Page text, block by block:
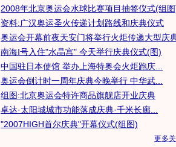
2008年北京奥运会水球比赛项目抽签仪式(组
资料:广汉奥运圣火传递计划路线和庆典仪式
奥运会开幕前夜天安门将举行火炬传递大型庆
南海Ⅰ号入住"水晶宫" 今天举行庆典仪式(图)
中国驻日本使馆 举办上海特奥会火炬跑庆...
奥运会倒计时一周年庆典今晚举行 中华武...
组图:北京奥运会特许商品旗舰店开业庆典
卓达·太阳城城市功能落成庆典·千米长廊...
"2007HIGH首尔庆典"开幕仪式(组图)
更多